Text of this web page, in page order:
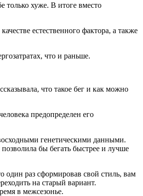
только хуже. В итоге вместо
естественного фактора, а также
что и раньше.
что такое бег и как можно
предопределен его
генетическими данными.
бы бегать быстрее и лучше
один раз сформировав свой стиль, вам
на старый вариант.
в межсезонье.